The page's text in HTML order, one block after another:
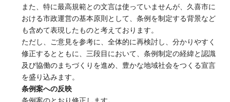
また、特に最高規範との文言は使っていませんが、久喜市に
おける市政運営の基本原則として、条例を制定する背景など
も含めて表現したものと考えております。
ただし、ご意見を参考に、全体的に再検討し、分かりやすく
修正するとともに、三段目において、条例制定の経緯と認識
及び協働のまちづくりを進め、豊かな地域社会をつくる宣言
を盛り込みます。
条例案への反映